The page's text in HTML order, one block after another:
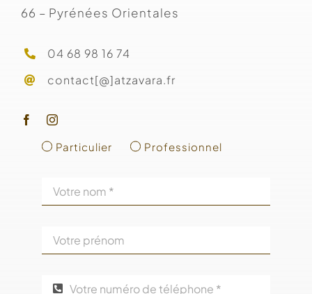
66 – Pyrénées Orientales
04 68 98 16 74
contact[@]atzavara.fr
Particulier Professionnel